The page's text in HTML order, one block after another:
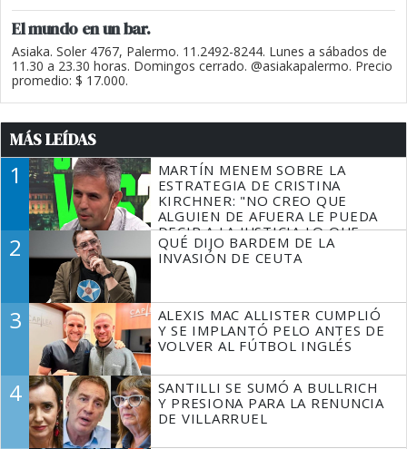
El mundo en un bar.
Asiaka. Soler 4767, Palermo. 11.2492-8244. Lunes a sábados de
11.30 a 23.30 horas. Domingos cerrado. @asiakapalermo. Precio
promedio: $ 17.000.
MÁS LEÍDAS
1
MARTÍN MENEM SOBRE LA
ESTRATEGIA DE CRISTINA
KIRCHNER: "NO CREO QUE
ALGUIEN DE AFUERA LE PUEDA
DECIR A LA JUSTICIA LO QUE
TIENE QUE HACER"
2
QUÉ DIJO BARDEM DE LA
INVASIÓN DE CEUTA
3
ALEXIS MAC ALLISTER CUMPLIÓ
Y SE IMPLANTÓ PELO ANTES DE
VOLVER AL FÚTBOL INGLÉS
4
SANTILLI SE SUMÓ A BULLRICH
Y PRESIONA PARA LA RENUNCIA
DE VILLARRUEL